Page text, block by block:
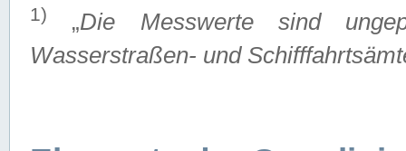
1) „Die Messwerte sind
Wasserstraßen- und